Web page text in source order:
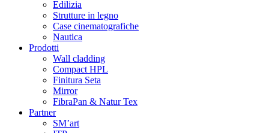
Edilizia
Strutture in legno
Case cinematografiche
Nautica
Prodotti
Wall cladding
Compact HPL
Finitura Seta
Mirror
FibraPan & Natur Tex
Partner
SM’art